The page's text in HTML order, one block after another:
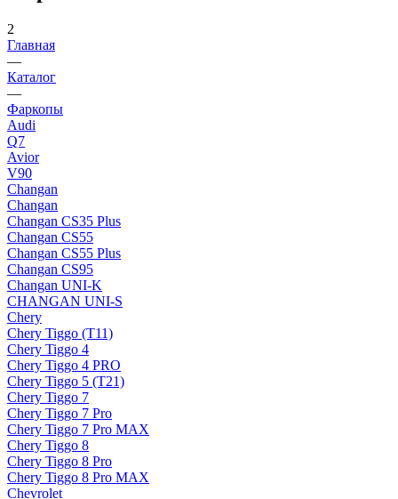
2
Главная
—
Каталог
—
Фаркопы
Audi
Q7
Avior
V90
Changan
Changan
Changan CS35 Plus
Changan CS55
Changan CS55 Plus
Changan CS95
Changan UNI-K
CHANGAN UNI-S
Chery
Chery Tiggo (Т11)
Chery Tiggo 4
Chery Tiggo 4 PRO
Chery Tiggo 5 (Т21)
Chery Tiggo 7
Chery Tiggo 7 Pro
Chery Tiggo 7 Pro MAX
Chery Tiggo 8
Chery Tiggo 8 Pro
Chery Tiggo 8 Pro MAX
Chevrolet